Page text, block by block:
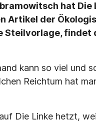
hat Die
Artikel der
Steilvorlage, findet
kann so viel und
Reichtum hat
Die Linke hetzt,